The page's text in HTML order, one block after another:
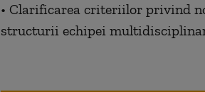
• Clarificarea criteriilor privind
structurii echipei